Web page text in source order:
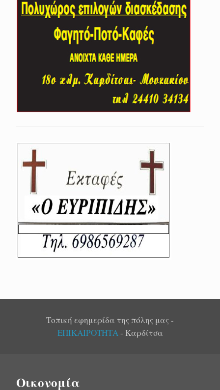
Τοπική εφημερίδα της πόλης μας -
ΕΠΙΚΑΙΡΟΤΗΤΑ- Καρδίτσα
Οικονομία